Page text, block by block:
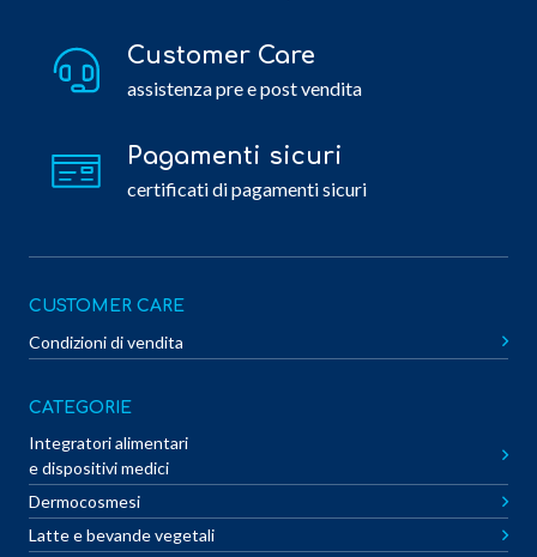
Customer Care
assistenza pre e post vendita
Pagamenti sicuri
certificati di pagamenti sicuri
CUSTOMER CARE
Condizioni di vendita
CATEGORIE
Integratori alimentari
e dispositivi medici
Dermocosmesi
Latte e bevande vegetali